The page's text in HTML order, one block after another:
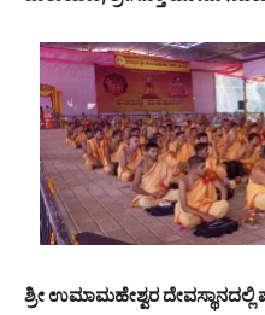
ಶ್ರೀ ಉಮಾಮಹೇಶ್ವರ